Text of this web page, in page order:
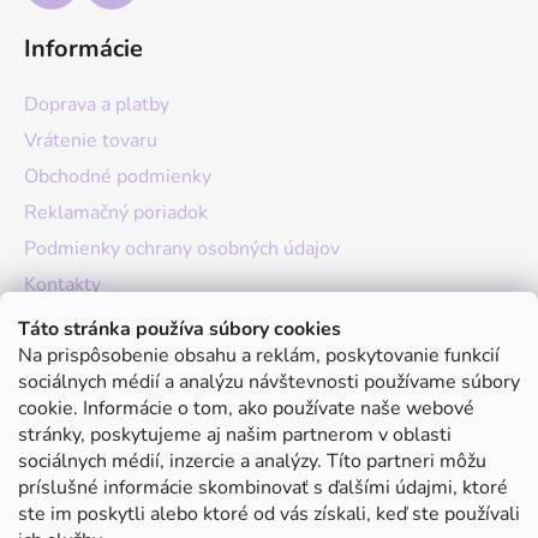
Táto stránka používa súbory cookies
Na prispôsobenie obsahu a reklám, poskytovanie funkcií
sociálnych médií a analýzu návštevnosti používame súbory
cookie. Informácie o tom, ako používate naše webové
stránky, poskytujeme aj našim partnerom v oblasti
sociálnych médií, inzercie a analýzy. Títo partneri môžu
príslušné informácie skombinovať s ďalšími údajmi, ktoré
ste im poskytli alebo ktoré od vás získali, keď ste používali
Informácie
Doprava a platby
Vrátenie tovaru
Obchodné podmienky
Reklamačný poriadok
Podmienky ochrany osobných údajov
Kontakty
O nás
Hodnotenie obchodu
Moja objednávka
Instagram